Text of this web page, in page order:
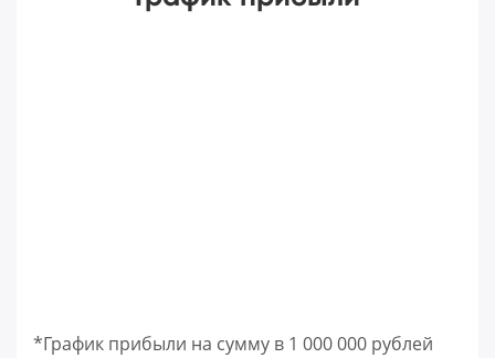
*График прибыли на сумму в 1 000 000 рублей